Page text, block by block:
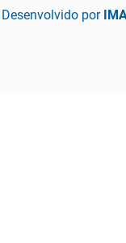
Desenvolvido por